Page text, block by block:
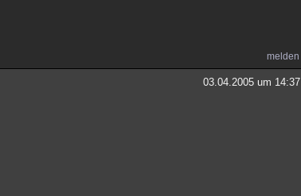
melden
03.04.2005 um 14:37